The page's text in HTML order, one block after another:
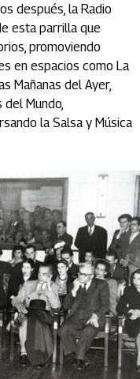
después, la Radio
esta parrilla que
promoviendo
en espacios como La
Mañanas del Ayer,
del Mundo,
la Salsa y Música